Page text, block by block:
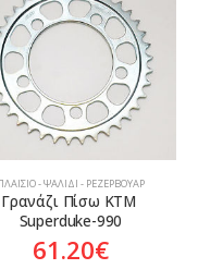
- ΨΑΛΊΔΙ - ΡΕΖΕΡΒΟΥΆΡ
Γρανάζι Πίσω KTM
Superduke-990
61.20€